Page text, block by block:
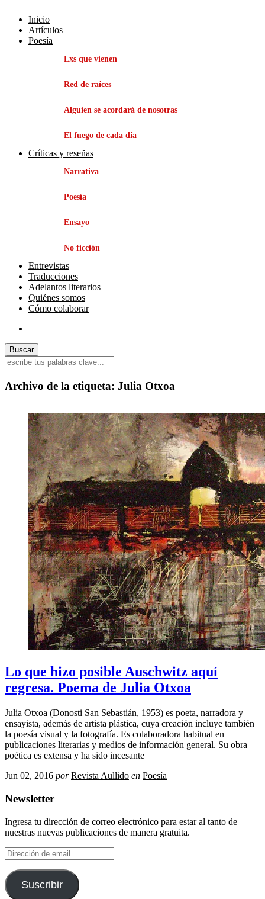
Inicio
Artículos
Poesía
Lxs que vienen
Red de raíces
Alguien se acordará de nosotras
El fuego de cada día
Críticas y reseñas
Narrativa
Poesía
Ensayo
No ficción
Entrevistas
Traducciones
Adelantos literarios
Quiénes somos
Cómo colaborar
Archivo de la etiqueta: Julia Otxoa
Lo que hizo posible Auschwitz aquí
regresa. Poema de Julia Otxoa
Julia Otxoa (Donosti San Sebastián, 1953) es poeta, narradora y
ensayista, además de artista plástica, cuya creación incluye también
la poesía visual y la fotografía. Es colaboradora habitual en
publicaciones literarias y medios de información general. Su obra
poética es extensa y ha sido incesante
Jun 02, 2016 por Revista Aullido en Poesía
Newsletter
Ingresa tu dirección de correo electrónico para estar al tanto de
nuestras nuevas publicaciones de manera gratuita.
Dirección
de
email
Suscribir